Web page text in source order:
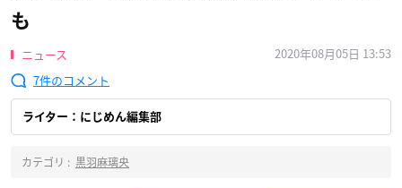
も
ニュース
2020年08月05日 13:53
7
ライター：にじめん編集部
カテゴリ : 黒羽麻璃央